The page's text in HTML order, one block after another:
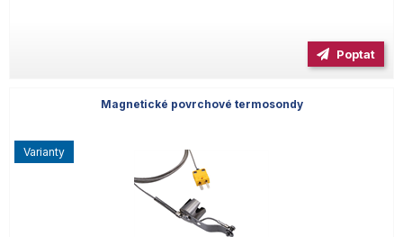
Poptat
Magnetické povrchové termosondy
varianty